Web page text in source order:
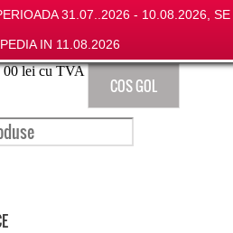
31.07..2026 - 10.08.2026, SE
IN 11.08.2026
00 lei cu TVA
COS GOL